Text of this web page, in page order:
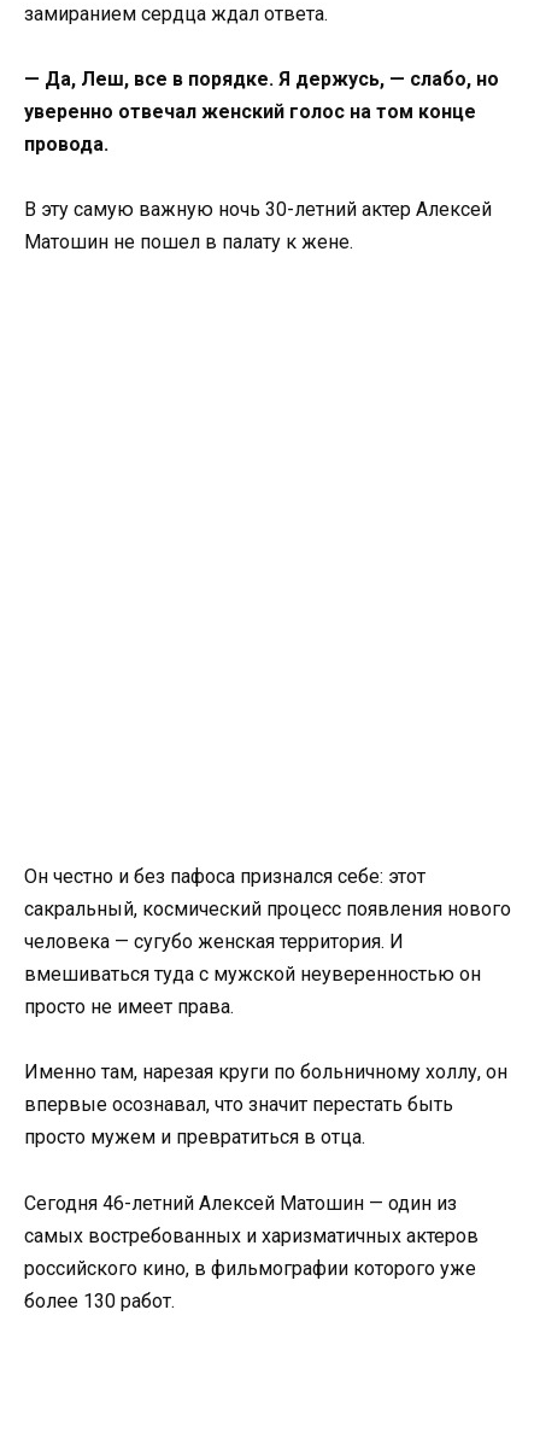
замиранием сердца ждал ответа.
— Да, Леш, все в порядке. Я держусь, — слабо, но
уверенно отвечал женский голос на том конце
провода.
В эту самую важную ночь 30-летний актер Алексей
Матошин не пошел в палату к жене.
Он честно и без пафоса признался себе: этот
сакральный, космический процесс появления нового
человека — сугубо женская территория. И
вмешиваться туда с мужской неуверенностью он
просто не имеет права.
Именно там, нарезая круги по больничному холлу, он
впервые осознавал, что значит перестать быть
просто мужем и превратиться в отца.
Сегодня 46-летний Алексей Матошин — один из
самых востребованных и харизматичных актеров
российского кино, в фильмографии которого уже
более 130 работ.